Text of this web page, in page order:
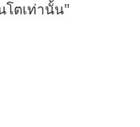
โตเท่านั้น"